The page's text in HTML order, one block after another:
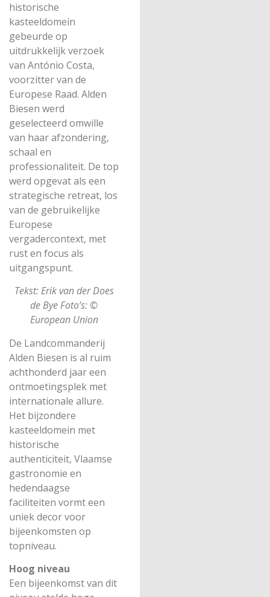
historische
kasteeldomein
gebeurde op
uitdrukkelijk verzoek
van António Costa,
voorzitter van de
Europese Raad. Alden
Biesen werd
geselecteerd omwille
van haar afzondering,
schaal en
professionaliteit. De top
werd opgevat als een
strategische retreat, los
van de gebruikelijke
Europese
vergadercontext, met
rust en focus als
uitgangspunt.
Tekst: Erik van der Does
de Bye Foto’s: ©
European Union
De Landcommanderij
Alden Biesen is al ruim
achthonderd jaar een
ontmoetingsplek met
internationale allure.
Het bijzondere
kasteeldomein met
historische
authenticiteit, Vlaamse
gastronomie en
hedendaagse
faciliteiten vormt een
uniek decor voor
bijeenkomsten op
topniveau.
Hoog niveau
Een bijeenkomst van dit